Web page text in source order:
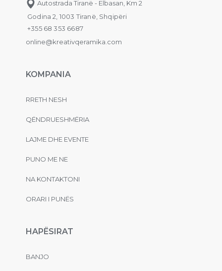
Autostrada Tiranë - Elbasan, Km 2
Godina 2, 1003 Tiranë, Shqipëri
+355 68 353 6687
online@kreativqeramika.com
KOMPANIA
RRETH NESH
QËNDRUESHMËRIA
LAJME DHE EVENTE
PUNO ME NE
NA KONTAKTONI
ORARI I PUNËS
HAPËSIRAT
BANJO